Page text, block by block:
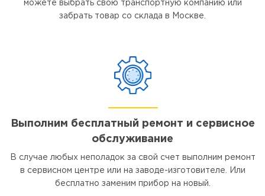
можете выбрать свою транспортную компанию или
забрать товар со склада в Москве.
Выполним бесплатный ремонт и сервисное
обслуживание
В случае любых неполадок за свой счет выполним ремонт
в сервисном центре или на заводе-изготовителе. Или
бесплатно заменим прибор на новый.